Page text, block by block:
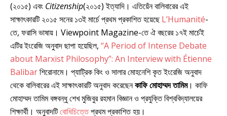
(২০১৫) এবং Citizenship(২০১৫) ইত্যাদি। এতিয়েঁন বালিবারের এই
সাক্ষাৎকারটি ২০১৫ সনের ১৩ই মার্চে প্রথম প্রকাশিত হয়েছেL’Humanité-
তে, ফরাসি ভাষায়। Viewpoint Magazine-তে ঐ বছরের ১৭ই মার্চেই
এটির ইংরেজি অনুবাদ ছাপা হয়েছিল, “A Period of Intense Debate
about Marxist Philosophy”: An Interview with Étienne
Balibarশিরোনামে। প্যাট্রিক কিং ও সালার মোহনেশি কৃত ইংরেজি অনুবাদ
থেকে বালিবারের এই সাক্ষাৎকারটি অনুবাদ করেছেনকাফি মোহাম্মদ তামিম। কাফি
মোহাম্মদ তামিম বঙ্গবন্ধু শেখ মুজিবুর রহমান বিজ্ঞান ও প্রযুক্তি বিশ্ববিদ্যালয়ের
শিক্ষার্থী। অনুবাদটিবোধিচিত্তেপ্রথম প্রকাশিত হয়।